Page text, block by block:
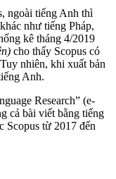
ngoài tiếng Anh thì
như tiếng Pháp,
kê tháng 4/2019
cho thấy Scopus có
nhiên, khi xuất bản
Anh.
Research” (e-
cả bài viết bằng tiếng
Scopus từ 2017 đến